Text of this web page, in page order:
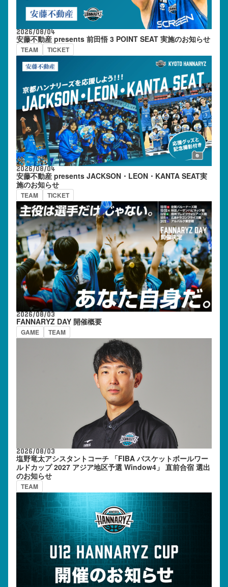
2026/08/04
安藤不動産 presents 前田悟 3 POINT SEAT 実施のお知らせ
TEAM TICKET
2026/08/04
安藤不動産 presents JACKSON・LEON・KANTA SEAT実
施のお知らせ
TEAM TICKET
2026/08/03
FANNARYZ DAY 開催概要
GAME TEAM
2026/08/03
塩野竜太アシスタントコーチ 「FIBA バスケットボールワー
ルドカップ 2027 アジア地区予選 Window4」 直前合宿 選出
のお知らせ
TEAM